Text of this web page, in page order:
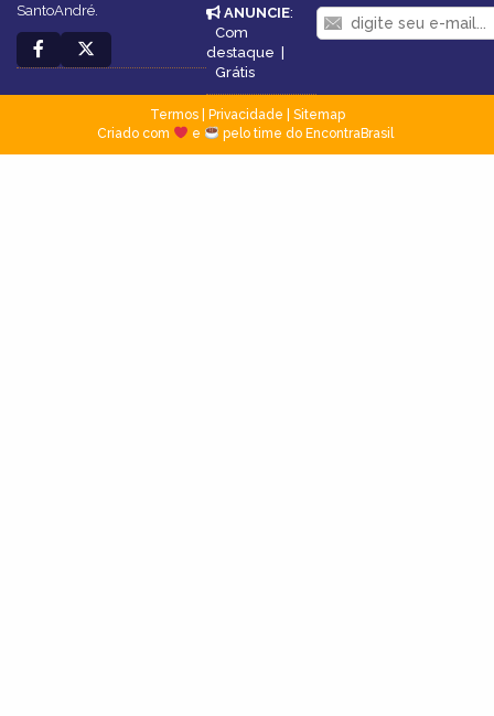
SantoAndré.
ANUNCIE:
Com
destaque |
Grátis
Termos| Privacidade
Sitemap
Criado com
e pelo time do EncontraBrasil